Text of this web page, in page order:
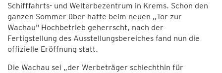
Schifffahrts- und Welterbezentrum in Krems. Schon den
ganzen Sommer über hatte beim neuen „Tor zur
Wachau" Hochbetrieb geherrscht, nach der
Fertigstellung des Ausstellungsbereiches fand nun die
offizielle Eröffnung statt.
Die Wachau sei „der Werbeträger schlechthin für